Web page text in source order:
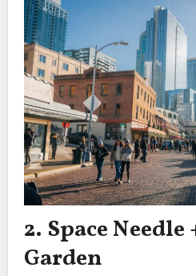
2. Space
Garden